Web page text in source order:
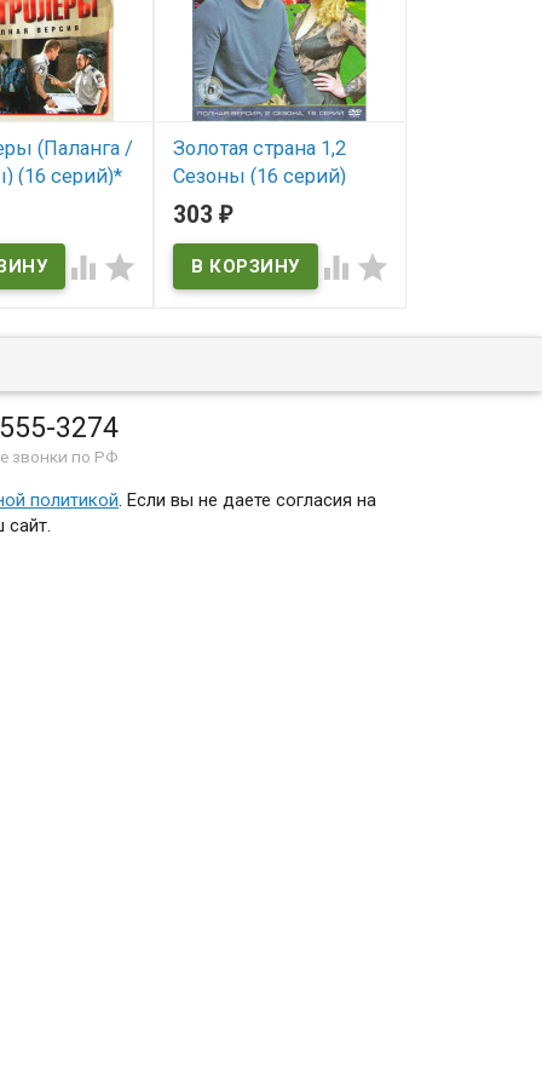
(Паланга /
(16 серий)*
 
Золотая страна 1,2
Сезоны (16 серий)
В наличии
303₽
 
3274
звонки по РФ
политикой . Если вы не даете согласия на